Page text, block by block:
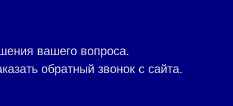
вашего вопроса.
обратный звонок с сайта.